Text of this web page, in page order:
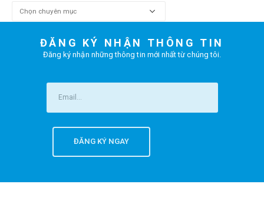
ĐĂNG KÝ NHẬN THÔNG TIN
Đăng ký nhận những thông tin mới nhất từ chúng tôi.